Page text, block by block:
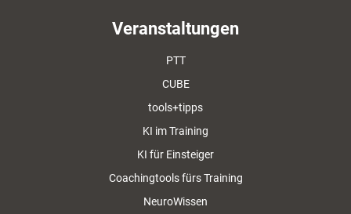
Veranstaltungen
PTT
CUBE
tools+tipps
KI im Training
KI für Einsteiger
Coachingtools fürs Training
NeuroWissen